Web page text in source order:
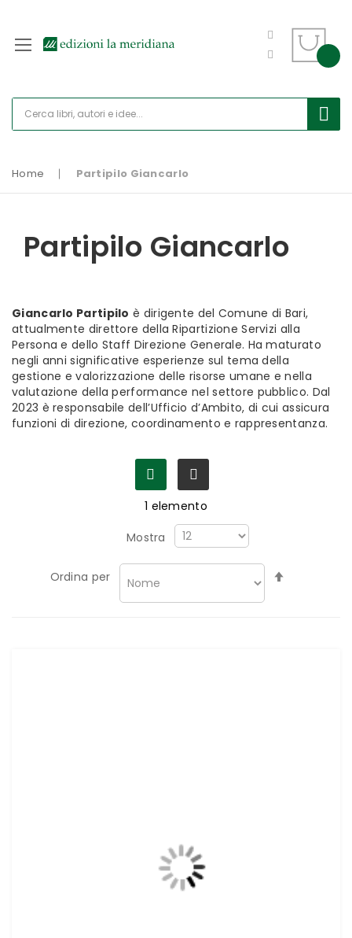
Home Partipilo Giancarlo
Partipilo Giancarlo
Giancarlo Partipilo è dirigente del Comune di Bari,
attualmente direttore della Ripartizione Servizi alla
Persona e dello Staff Direzione Generale. Ha maturato
negli anni significative esperienze sul tema della
gestione e valorizzazione delle risorse umane e nella
valutazione della performance nel settore pubblico. Dal
2023 è responsabile dell’Ufficio d’Ambito, di cui assicura
funzioni di direzione, coordinamento e rappresentanza.
1 elemento
Mostra
Ordina per